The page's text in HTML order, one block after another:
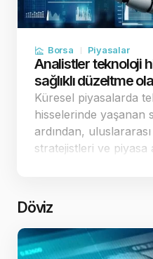
Borsa Piyasalar
Analistler teknoloji
sağlıklı düzeltme
Küresel piyasalarda
hisselerinde yaşanan
ardından,
stratejistleri ve
revizyonu beklent…
Döviz